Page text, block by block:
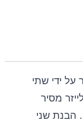
על ידי שתי
מסיר
הבנת שני